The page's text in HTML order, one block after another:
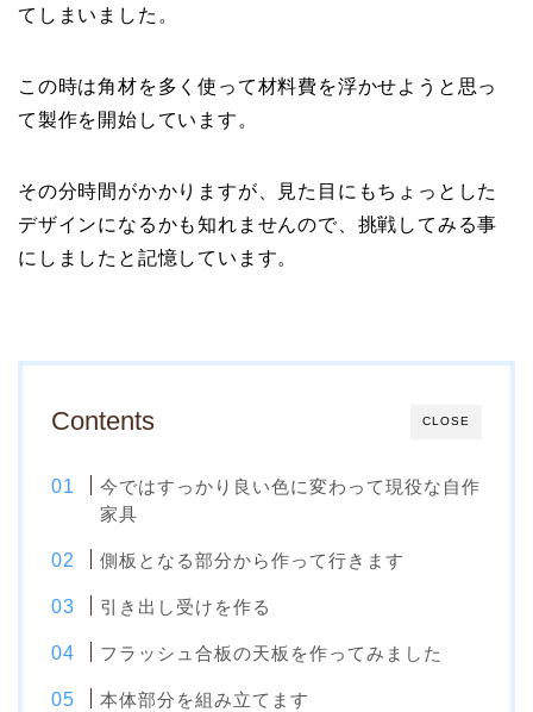
てしまいました。
この時は角材を多く使って材料費を浮かせようと思っ
て製作を開始しています。
その分時間がかかりますが、見た目にもちょっとした
デザインになるかも知れませんので、挑戦してみる事
にしましたと記憶しています。
CLOSE
Contents
今ではすっかり良い色に変わって現役な自作
家具
側板となる部分から作って行きます
引き出し受けを作る
フラッシュ合板の天板を作ってみました
本体部分を組み立てます